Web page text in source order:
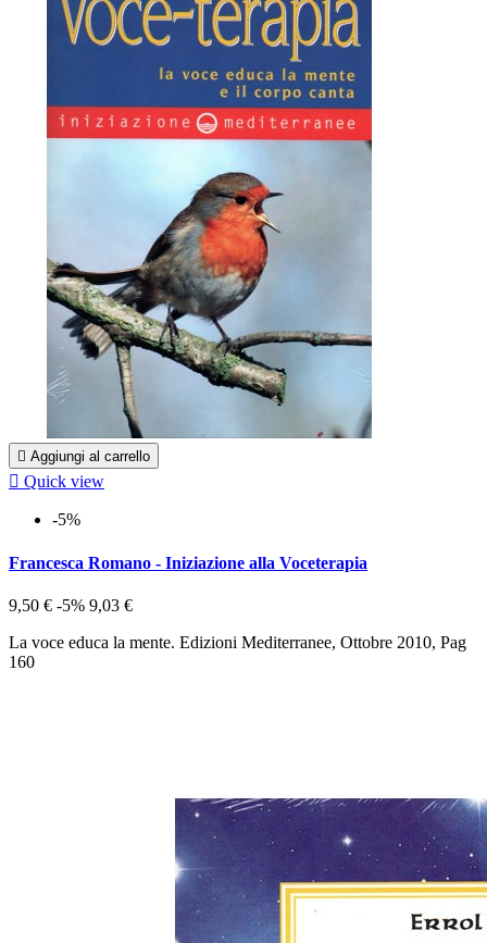
 Aggiungi al carrello
 Quick view
-5%
Francesca Romano - Iniziazione alla Voceterapia
9,50 € -5% 9,03 €
La voce educa la mente. Edizioni Mediterranee, Ottobre 2010, Pag
160